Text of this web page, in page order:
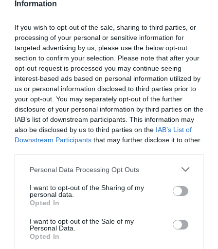
Information
If you wish to opt-out of the sale, sharing to third parties, or
processing of your personal or sensitive information for
targeted advertising by us, please use the below opt-out
section to confirm your selection. Please note that after your
opt-out request is processed you may continue seeing
interest-based ads based on personal information utilized by
us or personal information disclosed to third parties prior to
your opt-out. You may separately opt-out of the further
disclosure of your personal information by third parties on the
IAB’s list of downstream participants. This information may
also be disclosed by us to third parties on the IAB’s List of
Downstream Participants that may further disclose it to other
Please note that this website/app uses one or more Google
not limited to your visit or usage behaviour. You may click to
grant or deny consent to Google and its third-party tags to
use your data for below specified purposes in below Google
consent section.
Personal Data Processing Opt Outs
I want to opt-out of the Sharing of my
personal data.
Opted In
I want to opt-out of the Sale of my
Personal Data.
Opted In
"hőstörténetet adott elő", de az emberek nem
így élték meg ezt az időszakot.
Szóvá tette az alacsony béreket, szerinteaz
adózók háromnegyede az átlagbér alatt
keres és az Európai Unióban az ötödik
legrosszabb a bérszínvonal.Így
Magyarország nem fog tudni megerősödni, s
ha Orbán Viktor marad, akkor vagy éhbérért
dolgoznak az emberek vagy nyugatra
Az LMP-s politikus elkeserítőnek nevezte,
hogy a miniszterelnök "függőségbe helyezte az
országot", a közfoglalkoztatást pedig a